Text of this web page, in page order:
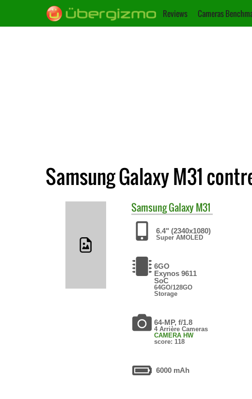
Reviews Cameras
Samsung Galaxy M31
SamsungGalaxy M31
6.4" (2340x1080)
Super AMOLED
6GO
Exynos 9611
SoC
64GO/128GO
Storage
64-MP, f/1.8
4 Arrière Cameras
CAMERA HW
score: 118
6000 mAh